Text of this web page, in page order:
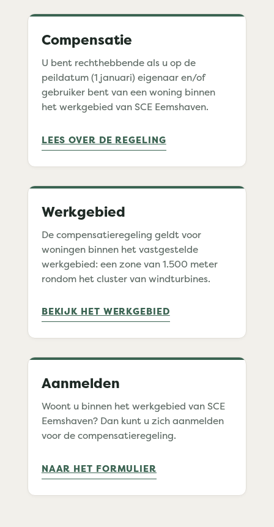
Compensatie
U bent rechthebbende als u op de
peildatum (1 januari) eigenaar en/of
gebruiker bent van een woning binnen
het werkgebied van SCE Eemshaven.
LEES OVER DE REGELING
Werkgebied
De compensatieregeling geldt voor
woningen binnen het vastgestelde
werkgebied: een zone van 1.500 meter
rondom het cluster van windturbines.
BEKIJK HET WERKGEBIED
Aanmelden
Woont u binnen het werkgebied van SCE
Eemshaven? Dan kunt u zich aanmelden
voor de compensatieregeling.
NAAR HET FORMULIER